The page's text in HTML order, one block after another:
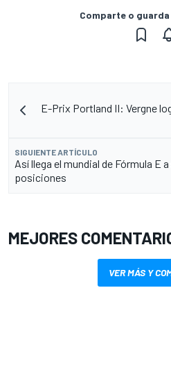
Comparte o
E-Prix Portland II: Vergne
SIGUIENTE ARTÍCULO
Así llega el mundial de Fórmula E
posiciones
MEJORES
VER MÁS Y